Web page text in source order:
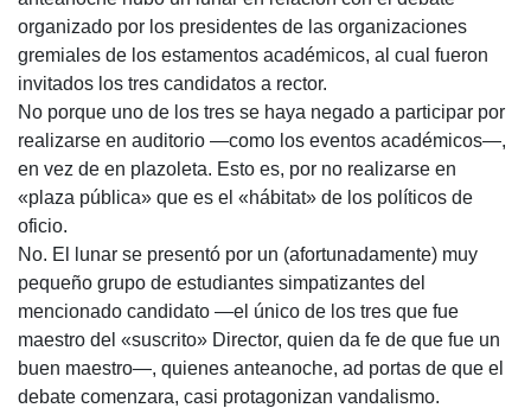
organizado por los presidentes de las organizaciones
gremiales de los estamentos académicos, al cual fueron
invitados los tres candidatos a rector.
No porque uno de los tres se haya negado a participar por
realizarse en auditorio —como los eventos académicos—,
en vez de en plazoleta. Esto es, por no realizarse en
«plaza pública» que es el «hábitat» de los políticos de
oficio.
No. El lunar se presentó por un (afortunadamente) muy
pequeño grupo de estudiantes simpatizantes del
mencionado candidato —el único de los tres que fue
maestro del «suscrito» Director, quien da fe de que fue un
buen maestro—, quienes anteanoche, ad portas de que el
debate comenzara, casi protagonizan vandalismo.